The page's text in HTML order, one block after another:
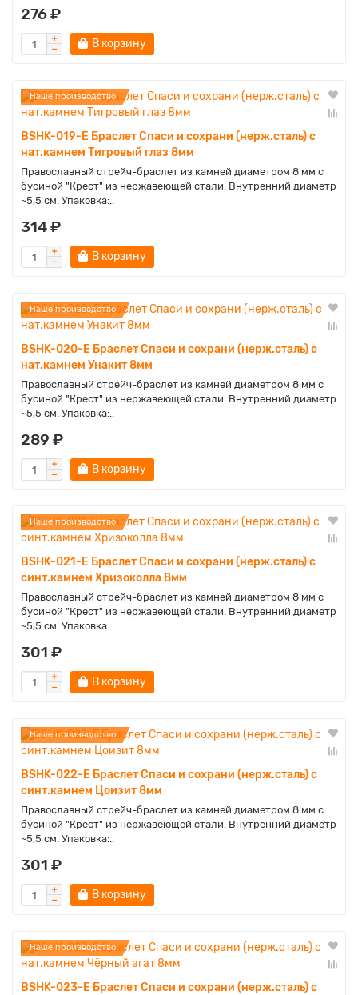
276 ₽
В корзину
Наше производство
BSHK-019-E Браслет Спаси и сохрани (нерж.сталь) с
нат.камнем Тигровый глаз 8мм
Православный стрейч-браслет из камней диаметром 8 мм с
бусиной "Крест" из нержавеющей стали. Внутренний диаметр
~5,5 см. Упаковка:..
314 ₽
В корзину
Наше производство
BSHK-020-E Браслет Спаси и сохрани (нерж.сталь) с
нат.камнем Унакит 8мм
Православный стрейч-браслет из камней диаметром 8 мм с
бусиной "Крест" из нержавеющей стали. Внутренний диаметр
~5,5 см. Упаковка:..
289 ₽
В корзину
Наше производство
BSHK-021-E Браслет Спаси и сохрани (нерж.сталь) с
синт.камнем Хризоколла 8мм
Православный стрейч-браслет из камней диаметром 8 мм с
бусиной "Крест" из нержавеющей стали. Внутренний диаметр
~5,5 см. Упаковка:..
301 ₽
В корзину
Наше производство
BSHK-022-E Браслет Спаси и сохрани (нерж.сталь) с
синт.камнем Цоизит 8мм
Православный стрейч-браслет из камней диаметром 8 мм с
бусиной "Крест" из нержавеющей стали. Внутренний диаметр
~5,5 см. Упаковка:..
301 ₽
В корзину
Наше производство
BSHK-023-E Браслет Спаси и сохрани (нерж.сталь) с